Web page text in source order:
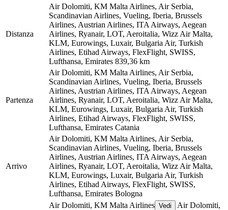
Distanza
Air Dolomiti, KM Malta Airlines, Air Serbia,
Scandinavian Airlines, Vueling, Iberia, Brussels
Airlines, Austrian Airlines, ITA Airways, Aegean
Airlines, Ryanair, LOT, Aeroitalia, Wizz Air Malta,
KLM, Eurowings, Luxair, Bulgaria Air, Turkish
Airlines, Etihad Airways, FlexFlight, SWISS,
Lufthansa, Emirates 839,36 km
Partenza
Air Dolomiti, KM Malta Airlines, Air Serbia,
Scandinavian Airlines, Vueling, Iberia, Brussels
Airlines, Austrian Airlines, ITA Airways, Aegean
Airlines, Ryanair, LOT, Aeroitalia, Wizz Air Malta,
KLM, Eurowings, Luxair, Bulgaria Air, Turkish
Airlines, Etihad Airways, FlexFlight, SWISS,
Lufthansa, Emirates Catania
Arrivo
Air Dolomiti, KM Malta Airlines, Air Serbia,
Scandinavian Airlines, Vueling, Iberia, Brussels
Airlines, Austrian Airlines, ITA Airways, Aegean
Airlines, Ryanair, LOT, Aeroitalia, Wizz Air Malta,
KLM, Eurowings, Luxair, Bulgaria Air, Turkish
Airlines, Etihad Airways, FlexFlight, SWISS,
Lufthansa, Emirates Bologna
Air Dolomiti, KM Malta Airlines Vedi
Air Dolomiti,